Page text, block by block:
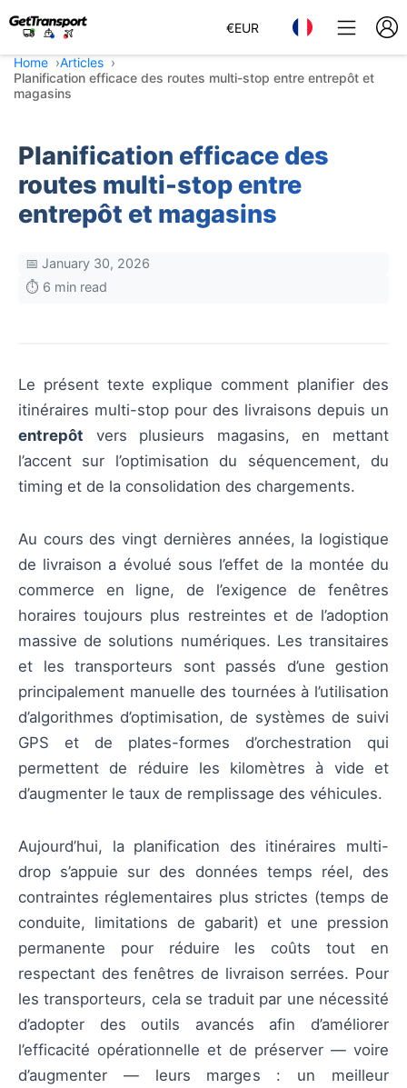
€EUR
Home
Articles
Planification efficace des routes multi-stop entre entrepôt et
magasins
Planification efficace des
routes multi-stop entre
entrepôt et magasins
📅 January 30, 2026
⏱️ 6 min read
Le présent texte explique comment planifier des
itinéraires multi-stop pour des livraisons depuis un
entrepôt vers plusieurs magasins, en mettant
l’accent sur l’optimisation du séquencement, du
timing et de la consolidation des chargements.
Au cours des vingt dernières années, la logistique
de livraison a évolué sous l’effet de la montée du
commerce en ligne, de l’exigence de fenêtres
horaires toujours plus restreintes et de l’adoption
massive de solutions numériques. Les transitaires
et les transporteurs sont passés d’une gestion
principalement manuelle des tournées à l’utilisation
d’algorithmes d’optimisation, de systèmes de suivi
GPS et de plates-formes d’orchestration qui
permettent de réduire les kilomètres à vide et
d’augmenter le taux de remplissage des véhicules.
Aujourd’hui, la planification des itinéraires multi-
drop s’appuie sur des données temps réel, des
contraintes réglementaires plus strictes (temps de
conduite, limitations de gabarit) et une pression
permanente pour réduire les coûts tout en
respectant des fenêtres de livraison serrées. Pour
les transporteurs, cela se traduit par une nécessité
d’adopter des outils avancés afin d’améliorer
l’efficacité opérationnelle et de préserver — voire
d’augmenter — leurs marges : un meilleur